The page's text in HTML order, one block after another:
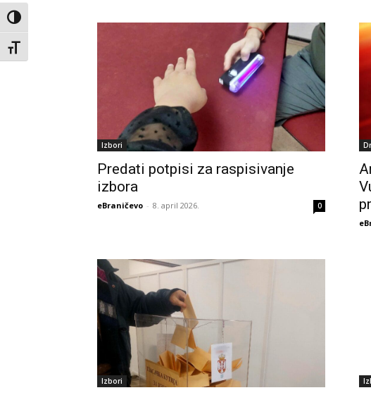
Toggle High Contrast
Toggle Font size
Izbori
Predati potpisi za raspisivanje
izbora
eBraničevo - 8. april 2026. 0
Izbori